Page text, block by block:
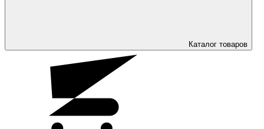
Каталог товаров